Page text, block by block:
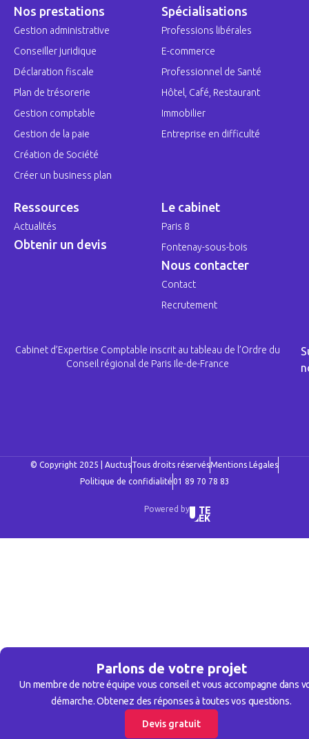
Parlons de votre projet
Un membre de notre équipe vous conseil et vous accompagne dans
démarche. Obtenez des réponses à toutes vos questions.
Devis gratuit
Nos prestations
Gestion administrative
Conseiller juridique
Déclaration fiscale
Plan de trésorerie
Gestion comptable
Gestion de la paie
Création de Société
Créer un business plan
Spécialisations
Professions libérales
E-commerce
Professionnel de Santé
Hôtel, Café, Restaurant
Immobilier
Entreprise en difficulté
Ressources
Actualités
Obtenir un devis
Le cabinet
Paris 8
Fontenay-sous-bois
Nous contacter
Contact
Recrutement
Cabinet d’Expertise Comptable inscrit au tableau de l’Ordre du
Conseil régional de Paris Ile-de-France
© Copyright 2025 | AuctusTous droits réservésMentions Légales
Politique de confidialité01 89 70 78 83
Powered by